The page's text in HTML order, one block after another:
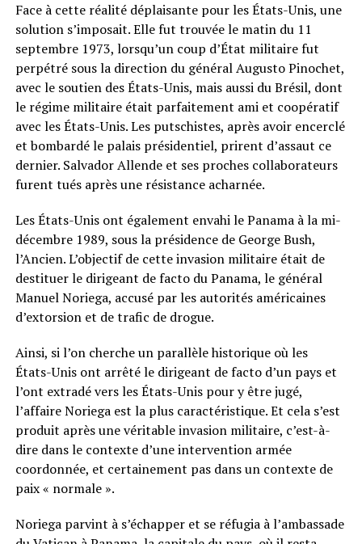
Face à cette réalité déplaisante pour les États-Unis, une
solution s’imposait. Elle fut trouvée le matin du 11
septembre 1973, lorsqu’un coup d’État militaire fut
perpétré sous la direction du général Augusto Pinochet,
avec le soutien des États-Unis, mais aussi du Brésil, dont
le régime militaire était parfaitement ami et coopératif
avec les États-Unis. Les putschistes, après avoir encerclé
et bombardé le palais présidentiel, prirent d’assaut ce
dernier. Salvador Allende et ses proches collaborateurs
furent tués après une résistance acharnée.
Les États-Unis ont également envahi le Panama à la mi-
décembre 1989, sous la présidence de George Bush,
l’Ancien. L’objectif de cette invasion militaire était de
destituer le dirigeant de facto du Panama, le général
Manuel Noriega, accusé par les autorités américaines
d’extorsion et de trafic de drogue.
Ainsi, si l’on cherche un parallèle historique où les
États-Unis ont arrêté le dirigeant de facto d’un pays et
l’ont extradé vers les États-Unis pour y être jugé,
l’affaire Noriega est la plus caractéristique. Et cela s’est
produit après une véritable invasion militaire, c’est-à-
dire dans le contexte d’une intervention armée
coordonnée, et certainement pas dans un contexte de
paix « normale ».
Noriega parvint à s’échapper et se réfugia à l’ambassade